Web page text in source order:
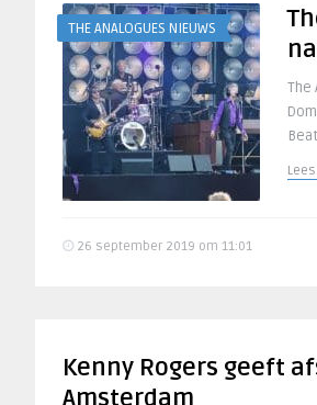
THE ANALOGUES NIEUWS
The
26 september 2019 om 11:01
Kenny Rogers geeft
Amsterdam